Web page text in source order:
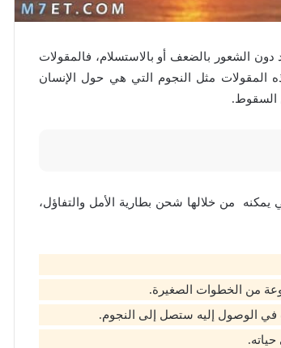
الشعور بالضعف أو بالاستسلام، فالمقولات
المقولات مثل النجوم التي هي حول الإنسان
السقوط.
يمكنه من خلالها شحن بطارية الأمل والتفاؤل،
من الخطوات الصغيرة.
في الوصول إليه ستصل إلى النجوم.